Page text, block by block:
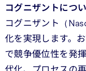
コグニザントにつ
コグニザント（
化を実現します。
で競争優位性を発